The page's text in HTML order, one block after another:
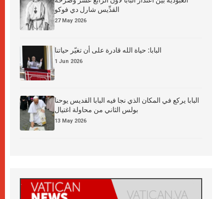
القدِّيس شارل دي فوكو
27 May 2026
البابا: حياة الله قادرة على أن تغيّر حياتنا
1 Jun 2026
البابا يركع في المكان الذي نجا فيه البابا القديس يوحنا
بولس الثاني من محاولة اغتيال
13 May 2026